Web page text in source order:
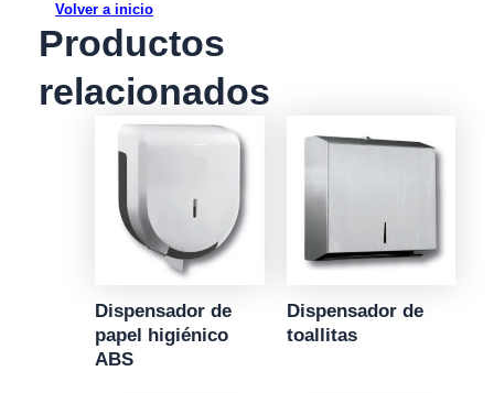
Volver a inicio
Productos
relacionados
Dispensador de
papel higiénico
ABS
Dispensador de
toallitas